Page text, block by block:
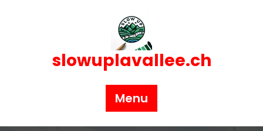
slowuplavallee.ch
Menu